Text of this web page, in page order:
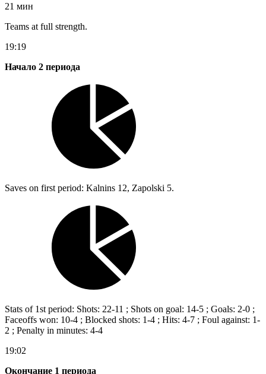
21 мин
Teams at full strength.
19:19
Начало 2 периода
Saves on first period: Kalnins 12, Zapolski 5.
Stats of 1st period: Shots: 22-11 ; Shots on goal: 14-5 ; Goals: 2-0 ;
Faceoffs won: 10-4 ; Blocked shots: 1-4 ; Hits: 4-7 ; Foul against: 1-
2 ; Penalty in minutes: 4-4
19:02
Окончание 1 периода